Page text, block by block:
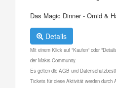
Das Magic Dinner - Omid &
Details
Mit einem Klick auf "Kaufen" oder
der Makis Community.
Es gelten die AGB und
Tickets für diese Aktivität werden durch